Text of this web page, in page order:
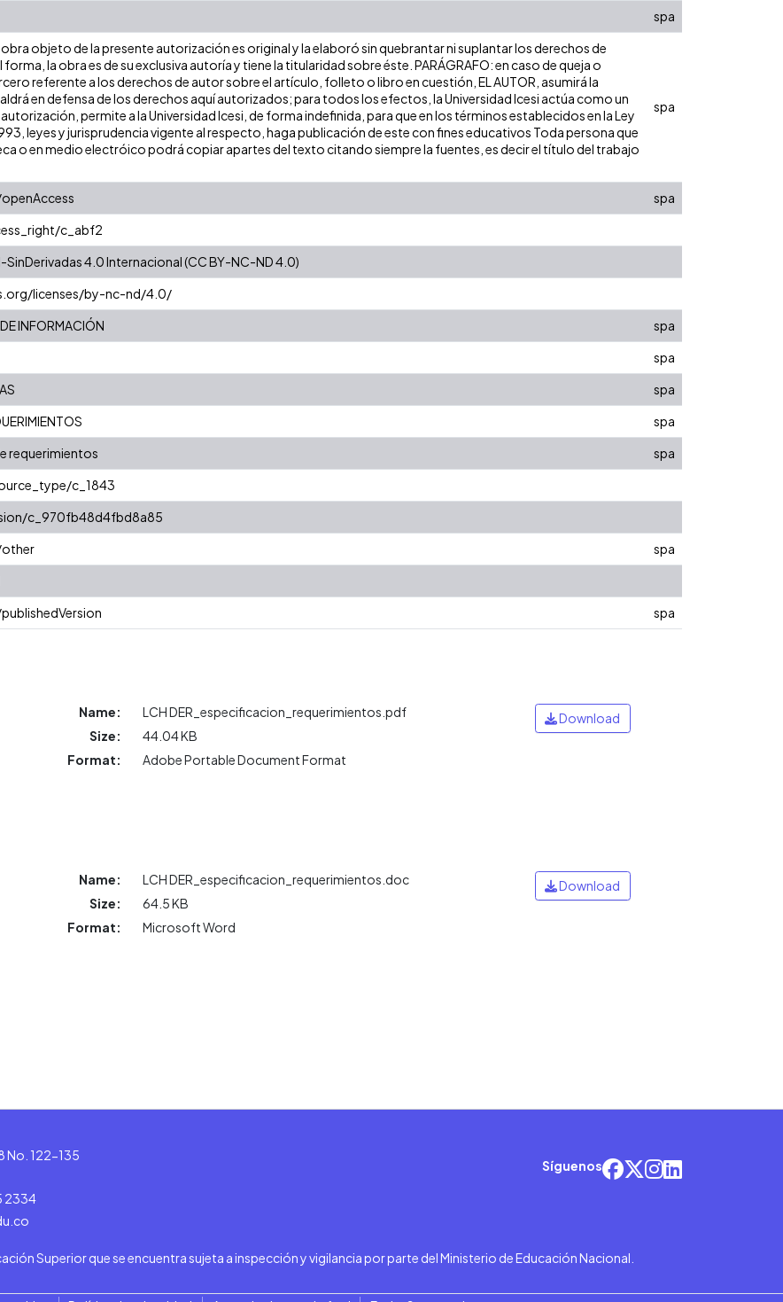
spa
obra objeto de la presente autorización es original y la elaboró sin quebrantar ni suplantar los derechos de
la obra es de su exclusiva autoría y tiene la titularidad sobre éste. PARÁGRAFO: en caso de queja o
referente a los derechos de autor sobre el artículo, folleto o libro en cuestión, EL AUTOR, asumirá la
en defensa de los derechos aquí autorizados; para todos los efectos, la Universidad Icesi actúa como un
permite a la Universidad Icesi, de forma indefinida, para que en los términos establecidos en la Ley
leyes y jurisprudencia vigente al respecto, haga publicación de este con fines educativos Toda persona que
o en medio electróico podrá copiar apartes del texto citando siempre la fuentes, es decir el título del trabajo
spa
spa
c_abf2
4.0 Internacional (CC BY-NC-ND 4.0)
licenses/by-nc-nd/4.0/
INFORMACIÓN
spa
spa
spa
spa
requerimientos
spa
c_1843
c_970fb48d4fbd8a85
spa
spa
Name:
LCH DER_especificacion_requerimientos.pdf
Size:
44.04 KB
Format:
Adobe Portable Document Format
Download
Name:
LCH DER_especificacion_requerimientos.doc
Size:
64.5 KB
Format:
Microsoft Word
Download
No. 122-135
2334
Síguenos
Superior que se encuentra sujeta a inspección y vigilancia por parte del Ministerio de Educación Nacional.